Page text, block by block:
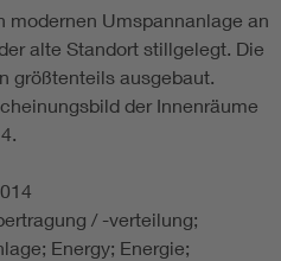
modernen Umspannanlage an
alte Standort stillgelegt. Die
größtenteils ausgebaut.
der Innenräume
/ -verteilung;
Energy; Energie;